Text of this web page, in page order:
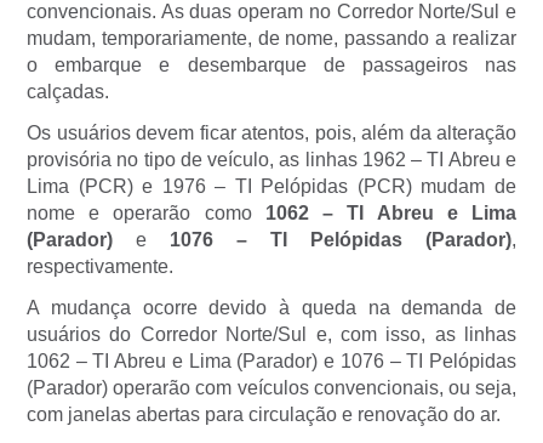
convencionais. As duas operam no Corredor Norte/Sul e
mudam, temporariamente, de nome, passando a realizar
o embarque e desembarque de passageiros nas
calçadas.
Os usuários devem ficar atentos, pois, além da alteração
provisória no tipo de veículo, as linhas 1962 – TI Abreu e
Lima (PCR) e 1976 – TI Pelópidas (PCR) mudam de
nome e operarão como 1062 – TI Abreu e Lima
(Parador) e 1076 – TI Pelópidas (Parador),
respectivamente.
A mudança ocorre devido à queda na demanda de
usuários do Corredor Norte/Sul e, com isso, as linhas
1062 – TI Abreu e Lima (Parador) e 1076 – TI Pelópidas
(Parador) operarão com veículos convencionais, ou seja,
com janelas abertas para circulação e renovação do ar.